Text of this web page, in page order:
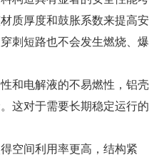
质厚度和鼓胀系数来提高安
刺短路也不会发生燃烧、爆
和电解液的不易燃性，铝壳
这对于需要长期稳定运行的
空间利用率更高，结构紧